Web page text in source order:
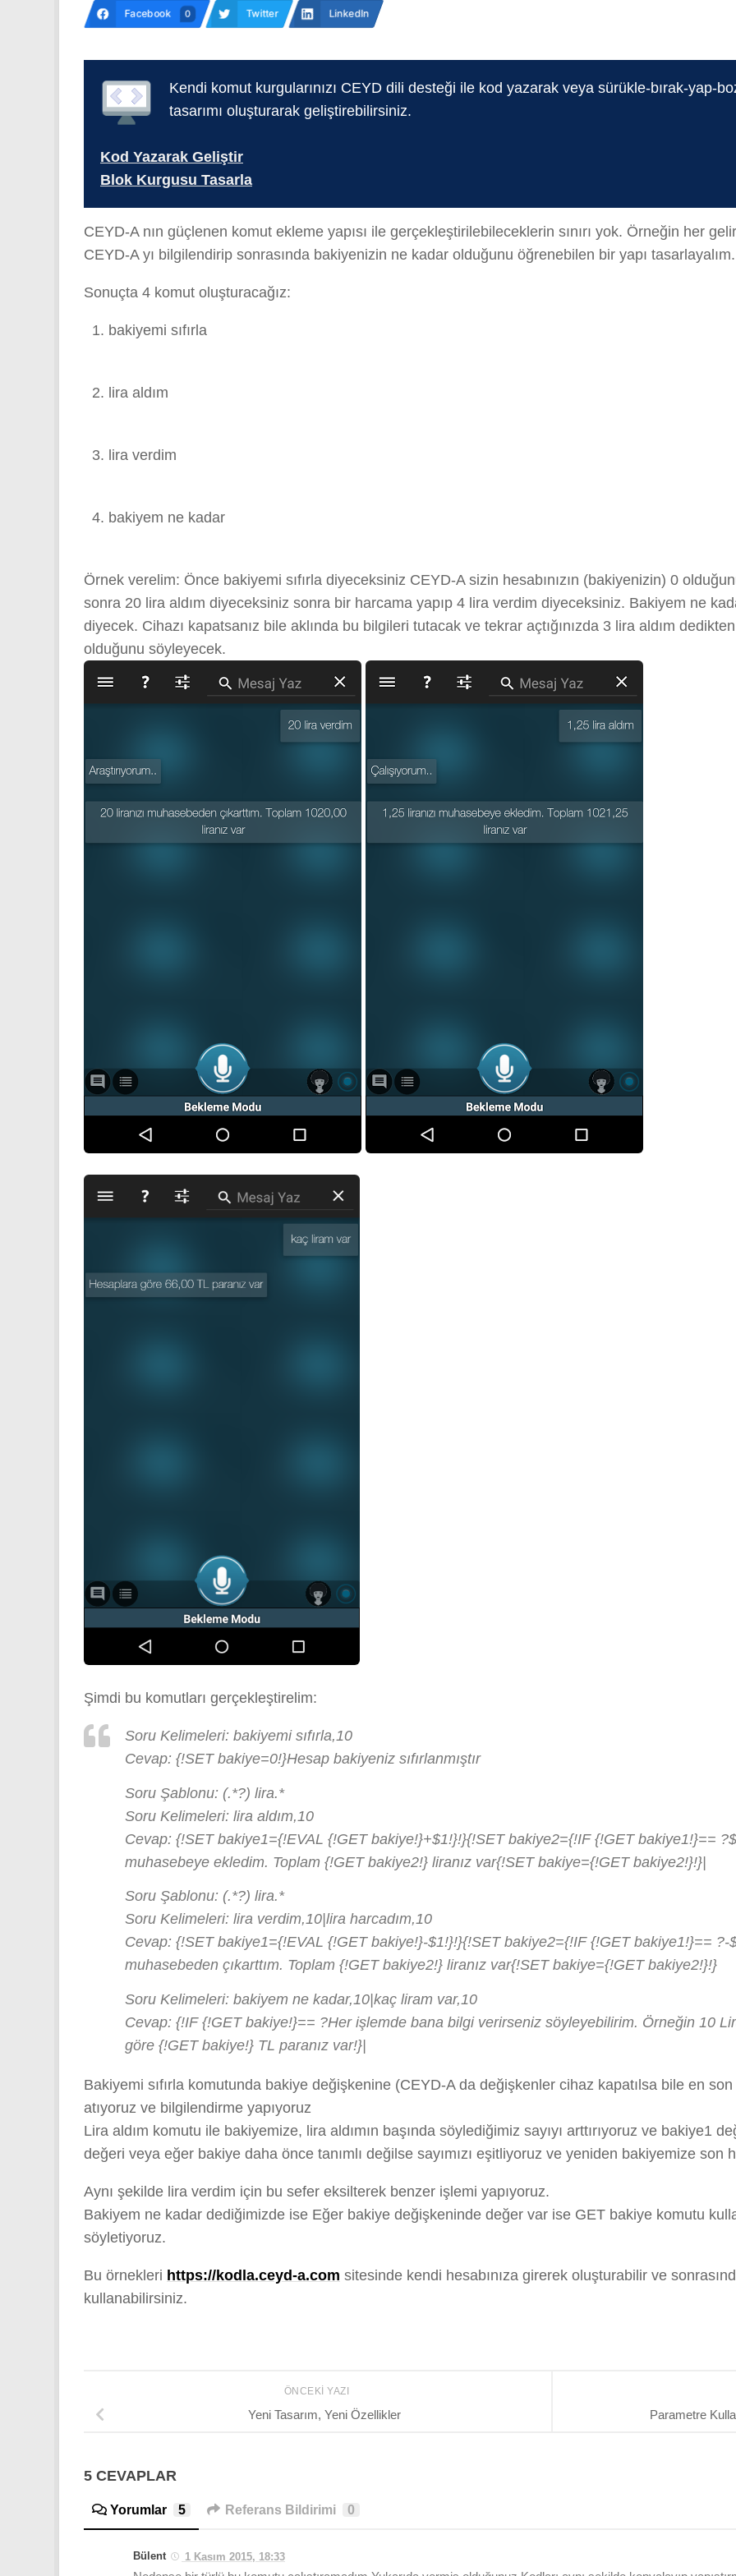
Facebook 0 Twitter LinkedIn
Kendi komut kurgularınızı CEYD dili desteği ile kod yazarak veya sürükle-bırak-yap-
tasarımı oluşturarak geliştirebilirsiniz.
Kod Yazarak Geliştir
Blok Kurgusu Tasarla
CEYD-A nın güçlenen komut ekleme yapısı ile gerçekleştirilebileceklerin sınırı yok. Örneğin her
CEYD-A yı bilgilendirip sonrasında bakiyenizin ne kadar olduğunu öğrenebilen bir yapı tasarlayalım.
Sonuçta 4 komut oluşturacağız:
bakiyemi sıfırla
lira aldım
lira verdim
bakiyem ne kadar
Örnek verelim: Önce bakiyemi sıfırla diyeceksiniz CEYD-A sizin hesabınızın (bakiyenizin) 0
sonra 20 lira aldım diyeceksiniz sonra bir harcama yapıp 4 lira verdim diyeceksiniz. Bakiyem ne
diyecek. Cihazı kapatsanız bile aklında bu bilgileri tutacak ve tekrar açtığınızda 3 lira aldım
olduğunu söyleyecek.
Şimdi bu komutları gerçekleştirelim:
Soru Kelimeleri: bakiyemi sıfırla,10
Cevap: {!SET bakiye=0!}Hesap bakiyeniz sıfırlanmıştır
Soru Şablonu: (.*?) lira.*
Soru Kelimeleri: lira aldım,10
Cevap: {!SET bakiye1={!EVAL {!GET bakiye!}+$1!}!}{!SET bakiye2={!IF {!GET bakiye1!}==
muhasebeye ekledim. Toplam {!GET bakiye2!} liranız var{!SET bakiye={!GET bakiye2!}!}|
Soru Şablonu: (.*?) lira.*
Soru Kelimeleri: lira verdim,10|lira harcadım,10
Cevap: {!SET bakiye1={!EVAL {!GET bakiye!}-$1!}!}{!SET bakiye2={!IF {!GET bakiye1!}== ?-
muhasebeden çıkarttım. Toplam {!GET bakiye2!} liranız var{!SET bakiye={!GET bakiye2!}!}
Soru Kelimeleri: bakiyem ne kadar,10|kaç liram var,10
Cevap: {!IF {!GET bakiye!}== ?Her işlemde bana bilgi verirseniz söyleyebilirim. Örneğin 10
göre {!GET bakiye!} TL paranız var!}|
Bakiyemi sıfırla komutunda bakiye değişkenine (CEYD-A da değişkenler cihaz kapatılsa bile en
atıyoruz ve bilgilendirme yapıyoruz
Lira aldım komutu ile bakiyemize, lira aldımın başında söylediğimiz sayıyı arttırıyoruz ve bakiye1
değeri veya eğer bakiye daha önce tanımlı değilse sayımızı eşitliyoruz ve yeniden bakiyemize son
Aynı şekilde lira verdim için bu sefer eksilterek benzer işlemi yapıyoruz.
Bakiyem ne kadar dediğimizde ise Eğer bakiye değişkeninde değer var ise GET bakiye komutu
söyletiyoruz.
Bu örnekleri https://kodla.ceyd-a.com sitesinde kendi hesabınıza girerek oluşturabilir ve
kullanabilirsiniz.
Parametre
ÖNCEKI YAZI
Yeni Tasarım, Yeni Özellikler
5 CEVAPLAR
Yorumlar 5 Referans Bildirimi 0
Bülent 1 Kasım 2015, 18:33